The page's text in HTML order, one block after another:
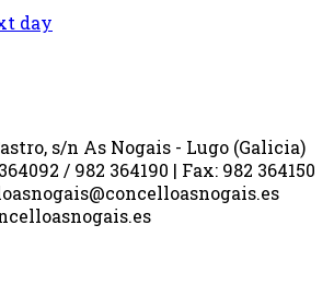
day
s/n As Nogais - Lugo (Galicia)
/ 982 364190 | Fax: 982 364150